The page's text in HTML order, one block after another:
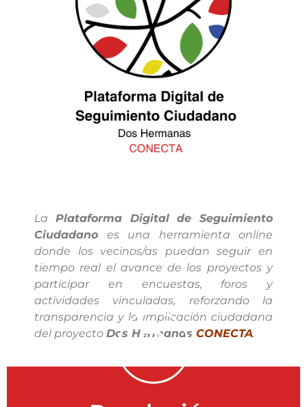
La Plataforma Digital de Seguimiento
Ciudadano es una herramienta online
donde los vecinos/as puedan seguir en
tiempo real el avance de los proyectos y
participar en encuestas, foros y
actividades vinculadas, reforzando la
transparencia y la implicación ciudadana
del proyecto Dos Hermanas CONECTA.